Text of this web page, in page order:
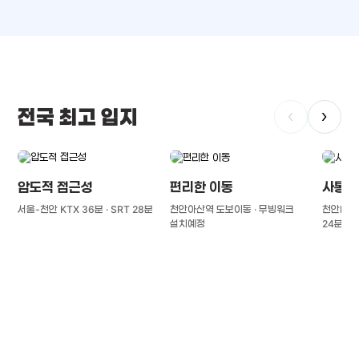
전국 최고 입지 ‹ ›
압도적 접근성
서울-천안 KTX 36분 · SRT 28분
편리한 이동
천안아산역 도보이동 · 무빙워크
설치예정
사통
천안IC(
24분